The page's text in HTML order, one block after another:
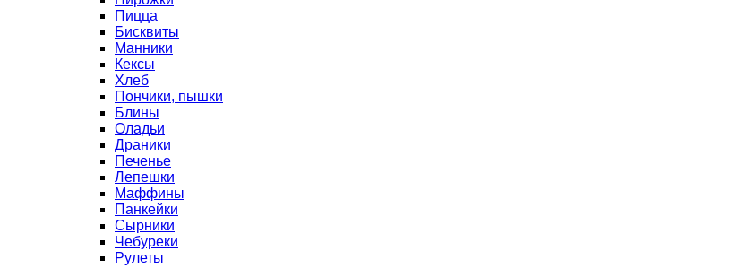
Пицца
Бисквиты
Манники
Кексы
Хлеб
Пончики, пышки
Блины
Оладьи
Драники
Печенье
Лепешки
Маффины
Панкейки
Сырники
Чебуреки
Рулеты